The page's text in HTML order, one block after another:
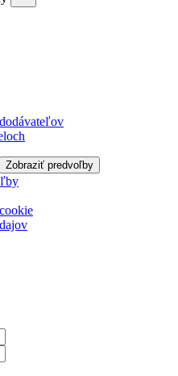
Zobraziť predvoľby